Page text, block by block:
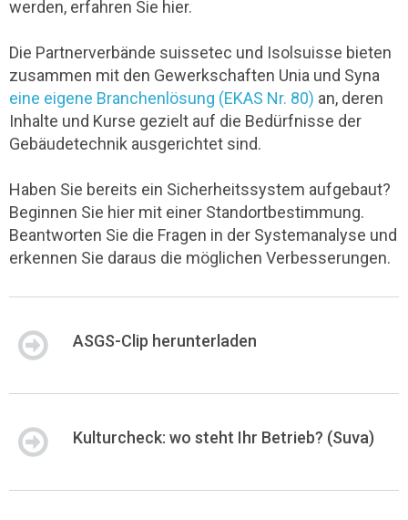
werden, erfahren Sie hier.
Die Partnerverbände suissetec und Isolsuisse bieten
zusammen mit den Gewerkschaften Unia und Syna
eine eigene Branchenlösung (EKAS Nr. 80) an, deren
Inhalte und Kurse gezielt auf die Bedürfnisse der
Gebäudetechnik ausgerichtet sind.
Haben Sie bereits ein Sicherheitssystem aufgebaut?
Beginnen Sie hier mit einer Standortbestimmung.
Beantworten Sie die Fragen in der Systemanalyse und
erkennen Sie daraus die möglichen Verbesserungen.
ASGS-Clip herunterladen
Kulturcheck: wo steht Ihr Betrieb? (Suva)